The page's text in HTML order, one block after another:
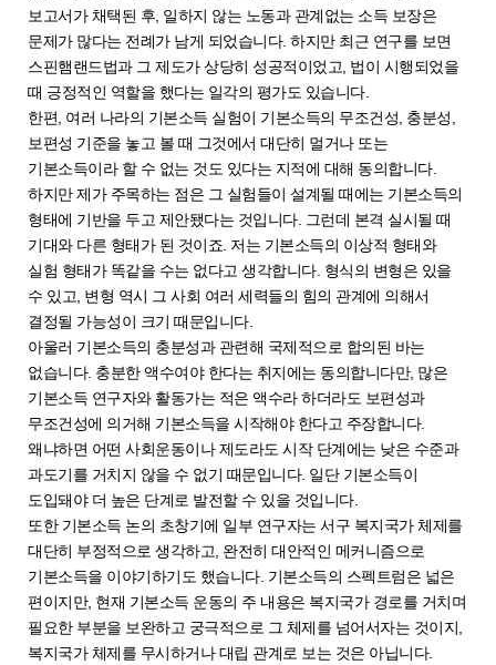
보고서가 채택된 후, 일하지 않는 노동과 관계없는 소득 보장은
문제가 많다는 전례가 남게 되었습니다. 하지만 최근 연구를 보면
스핀햄랜드법과 그 제도가 상당히 성공적이었고, 법이 시행되었을
때 긍정적인 역할을 했다는 일각의 평가도 있습니다.
한편, 여러 나라의 기본소득 실험이 기본소득의 무조건성, 충분성,
보편성 기준을 놓고 볼 때 그것에서 대단히 멀거나 또는
기본소득이라 할 수 없는 것도 있다는 지적에 대해 동의합니다.
하지만 제가 주목하는 점은 그 실험들이 설계될 때에는 기본소득의
형태에 기반을 두고 제안됐다는 것입니다. 그런데 본격 실시될 때
기대와 다른 형태가 된 것이죠. 저는 기본소득의 이상적 형태와
실험 형태가 똑같을 수는 없다고 생각합니다. 형식의 변형은 있을
수 있고, 변형 역시 그 사회 여러 세력들의 힘의 관계에 의해서
결정될 가능성이 크기 때문입니다.
아울러 기본소득의 충분성과 관련해 국제적으로 합의된 바는
없습니다. 충분한 액수여야 한다는 취지에는 동의합니다만, 많은
기본소득 연구자와 활동가는 적은 액수라 하더라도 보편성과
무조건성에 의거해 기본소득을 시작해야 한다고 주장합니다.
왜냐하면 어떤 사회운동이나 제도라도 시작 단계에는 낮은 수준과
과도기를 거치지 않을 수 없기 때문입니다. 일단 기본소득이
도입돼야 더 높은 단계로 발전할 수 있을 것입니다.
또한 기본소득 논의 초창기에 일부 연구자는 서구 복지국가 체제를
대단히 부정적으로 생각하고, 완전히 대안적인 메커니즘으로
기본소득을 이야기하기도 했습니다. 기본소득의 스펙트럼은 넓은
편이지만, 현재 기본소득 운동의 주 내용은 복지국가 경로를 거치며
필요한 부분을 보완하고 궁극적으로 그 체제를 넘어서자는 것이지,
복지국가 체제를 무시하거나 대립 관계로 보는 것은 아닙니다.